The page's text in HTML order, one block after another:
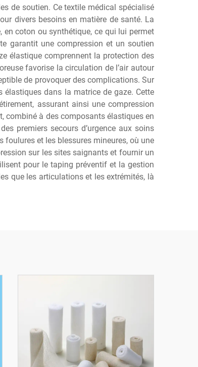
de soutien. Ce textile médical spécialisé
divers besoins en matière de santé. La
coton ou synthétique, ce qui lui permet
garantit une compression et un soutien
élastique comprennent la protection des
favorise la circulation de l’air autour
de provoquer des complications. Sur
dans la matrice de gaze. Cette
assurant ainsi une compression
combiné à des composants élastiques en
premiers secours d’urgence aux soins
et les blessures mineures, où une
sur les sites saignants et fournir un
pour le taping préventif et la gestion
que les articulations et les extrémités, là